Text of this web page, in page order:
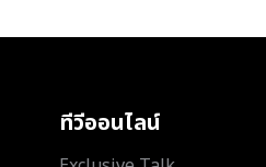
ทีวีออนไลน์